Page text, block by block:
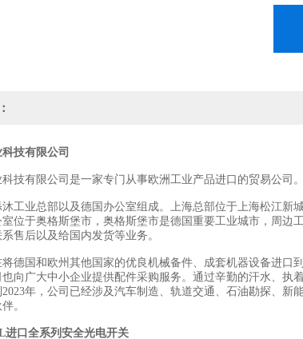
技有限公司
技有限公司是一家专门从事欧洲工业产品进口的贸易公司。
工业总部以及德国办公室组成。上海总部位于上海松江
位于奥格斯堡市，奥格斯堡市是德国重要工业城市，周
售后以及给国内发货等业务。
德国和欧州其他国家的优良机械备件、成套机器设备进
向广大中小企业提供配件采购服务。通过辛勤的汗水、
年，公司已经涉及汽车制造、轨道交通、石油勘探、
。
进口全系列安全光电开关